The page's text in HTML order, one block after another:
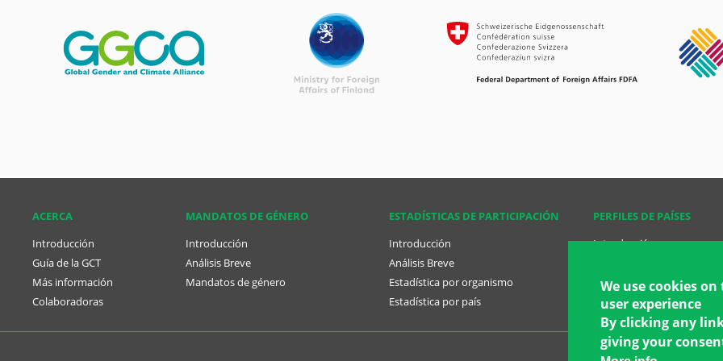
ACERCA
Introducción
Guía de la GCT
Más información
Colaboradoras
MANDATOS DE GÉNERO
Introducción
Análisis Breve
Mandatos de género
ESTADÍSTICAS DE PARTICIPACIÓN
Introducción
Análisis Breve
Estadística por organismo
Estadística por país
PERFILES DE PAÍSES
Introducción
Perfil de países
Planes Nacionales
We use cookies
user experience
By clicking any
giving your